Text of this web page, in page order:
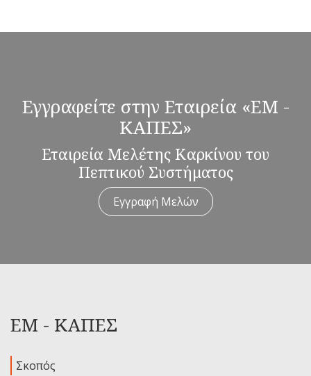
Εγγραφείτε στην Εταιρεία «ΕΜ -
ΚΑΠΕΣ»
Εταιρεία Μελέτης Καρκίνου του
Πεπτικού Συστήματος
Εγγραφή Μελών
ΕΜ - ΚΑΠΕΣ
Σκοπός